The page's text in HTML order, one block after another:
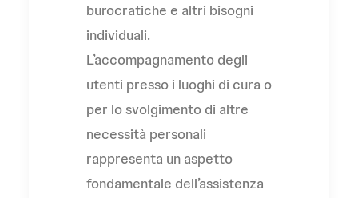
burocratiche e altri bisogni
individuali.
L’accompagnamento degli
utenti presso i luoghi di cura o
per lo svolgimento di altre
necessità personali
rappresenta un aspetto
fondamentale dell’assistenza